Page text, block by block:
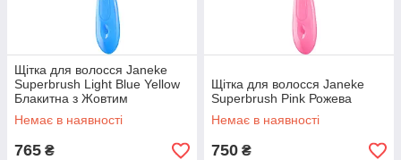
Щітка для волосся Janeke
Superbrush Light Blue Yellow
Блакитна з Жовтим
Немає в наявності
765 ₴
Щітка для волосся Janeke
Superbrush Pink Рожева
Немає в наявності
750 ₴